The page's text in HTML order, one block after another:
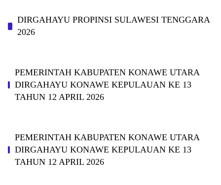
DIRGAHAYU PROPINSI SULAWESI TENGGARA
2026
PEMERINTAH KABUPATEN KONAWE UTARA
DIRGAHAYU KONAWE KEPULAUAN KE 13
TAHUN 12 APRIL 2026
PEMERINTAH KABUPATEN KONAWE UTARA
DIRGAHAYU KONAWE KEPULAUAN KE 13
TAHUN 12 APRIL 2026